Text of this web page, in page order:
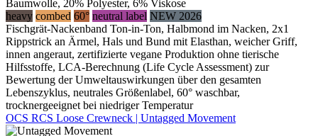
Baumwolle, 20% Polyester, 6% Viskose
heavy combed 60° neutral label NEW 2026
Fischgrät-Nackenband Ton-in-Ton, Halbmond im Nacken, 2x1
Rippstrick an Ärmel, Hals und Bund mit Elasthan, weicher Griff,
innen angeraut, zertifizierte vegane Produktion ohne tierische
Hilfsstoffe, LCA-Berechnung (Life Cycle Assessment) zur
Bewertung der Umweltauswirkungen über den gesamten
Lebenszyklus, neutrales Größenlabel, 60° waschbar,
trocknergeeignet bei niedriger Temperatur
OCS RCS Loose Crewneck | Untagged Movement